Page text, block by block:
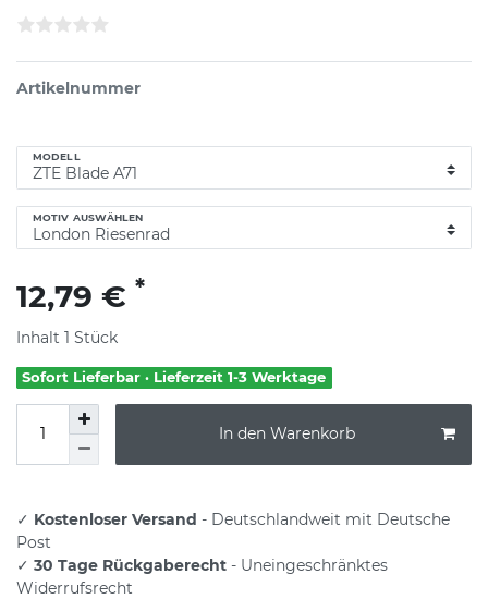
Artikelnummer
MODELL
MOTIV AUSWÄHLEN
12,79 € *
Inhalt 1 Stück
Sofort Lieferbar · Lieferzeit 1-3 Werktage
In den Warenkorb
✓ Kostenloser Versand - Deutschlandweit mit Deutsche
Post
✓ 30 Tage Rückgaberecht - Uneingeschränktes
Widerrufsrecht